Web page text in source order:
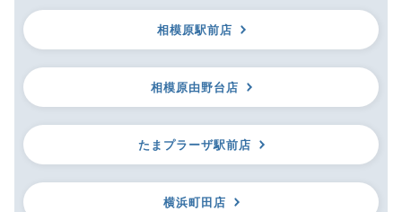
相模原駅前店
相模原由野台店
たまプラーザ駅前店
横浜町田店